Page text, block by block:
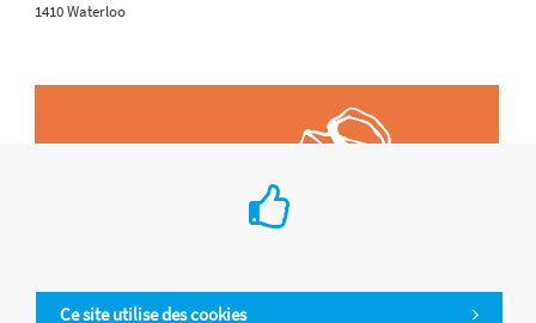
Ce site utilise des cookies
1410 Waterloo